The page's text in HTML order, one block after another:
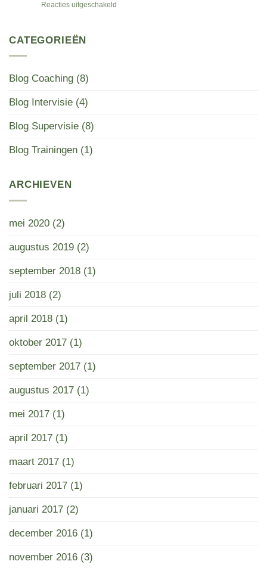
Reacties uitgeschakeld
CATEGORIEËN
Blog Coaching (8)
Blog Intervisie (4)
Blog Supervisie (8)
Blog Trainingen (1)
ARCHIEVEN
mei 2020 (2)
augustus 2019 (2)
september 2018 (1)
juli 2018 (2)
april 2018 (1)
oktober 2017 (1)
september 2017 (1)
augustus 2017 (1)
mei 2017 (1)
april 2017 (1)
maart 2017 (1)
februari 2017 (1)
januari 2017 (2)
december 2016 (1)
november 2016 (3)